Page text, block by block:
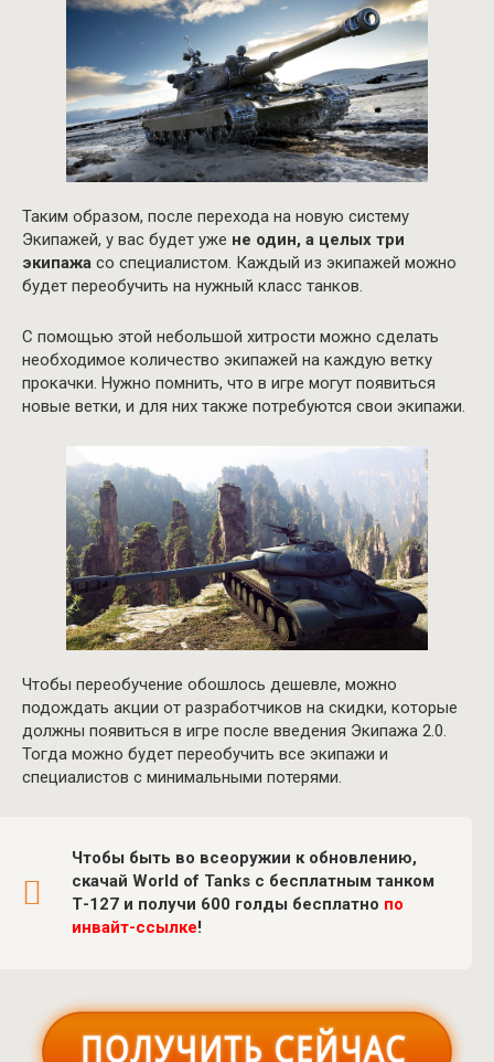
Таким образом, после перехода на новую систему
Экипажей, у вас будет уже не один, а целых три
экипажа со специалистом. Каждый из экипажей можно
будет переобучить на нужный класс танков.
С помощью этой небольшой хитрости можно сделать
необходимое количество экипажей на каждую ветку
прокачки. Нужно помнить, что в игре могут появиться
новые ветки, и для них также потребуются свои экипажи.
Чтобы переобучение обошлось дешевле, можно
подождать акции от разработчиков на скидки, которые
должны появиться в игре после введения Экипажа 2.0.
Тогда можно будет переобучить все экипажи и
специалистов с минимальными потерями.
Чтобы быть во всеоружии к обновлению,
скачай World of Tanks с бесплатным танком
Т-127 и получи 600 голды бесплатно по
инвайт-ссылке!